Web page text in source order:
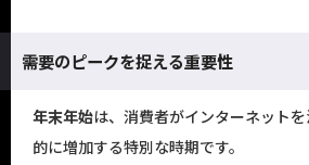
需要のピークを捉える重要性
年末年始は、消費者がインターネット
的に増加する特別な時期です。